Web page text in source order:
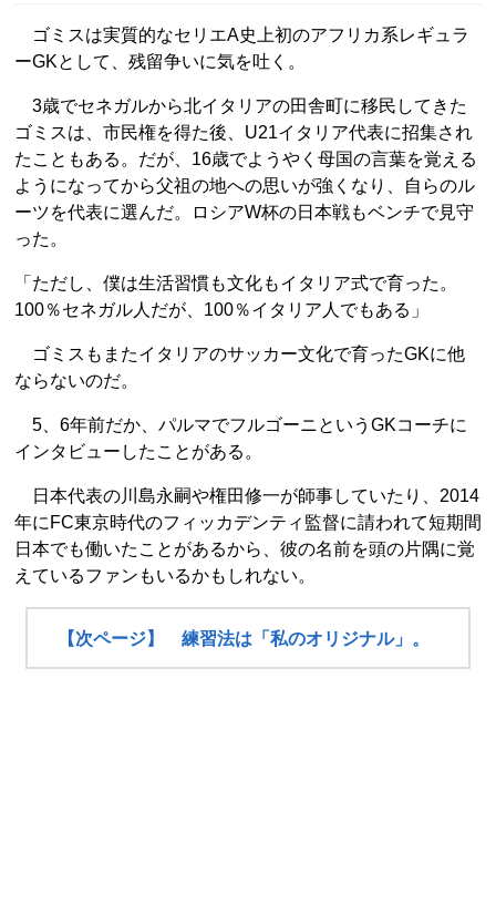
ゴミスは実質的なセリエA史上初のアフリカ系レギュラ
ーGKとして、残留争いに気を吐く。
3歳でセネガルから北イタリアの田舎町に移民してきた
ゴミスは、市民権を得た後、U21イタリア代表に招集され
たこともある。だが、16歳でようやく母国の言葉を覚える
ようになってから父祖の地への思いが強くなり、自らのル
ーツを代表に選んだ。ロシアW杯の日本戦もベンチで見守
った。
「ただし、僕は生活習慣も文化もイタリア式で育った。
100％セネガル人だが、100％イタリア人でもある」
ゴミスもまたイタリアのサッカー文化で育ったGKに他
ならないのだ。
5、6年前だか、パルマでフルゴーニというGKコーチに
インタビューしたことがある。
日本代表の川島永嗣や権田修一が師事していたり、2014
年にFC東京時代のフィッカデンティ監督に請われて短期間
日本でも働いたことがあるから、彼の名前を頭の片隅に覚
えているファンもいるかもしれない。
【次ページ】 練習法は「私のオリジナル」。